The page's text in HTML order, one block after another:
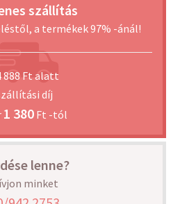
szállítás
a termékek 97% -ánál!
888 Ft alatt
díj
1 380Ft -tól
lenne?
minket